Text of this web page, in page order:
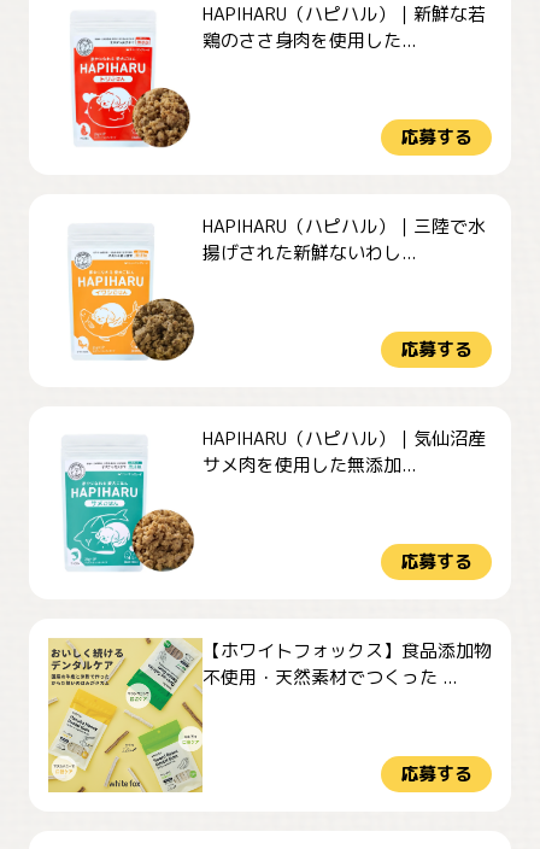
HAPIHARU（ハピハル）｜新鮮な若
鶏のささ身肉を使用した...
応募する
HAPIHARU（ハピハル）｜三陸で水
揚げされた新鮮ないわし...
応募する
HAPIHARU（ハピハル）｜気仙沼産
サメ肉を使用した無添加...
応募する
【ホワイトフォックス】食品添加物
不使用・天然素材でつくった ...
応募する